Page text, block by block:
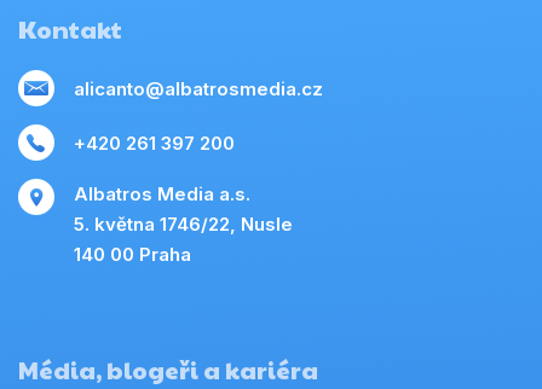
Kontakt
alicanto@albatrosmedia.cz
+420 261 397 200
Albatros Media a.s.
5. května 1746/22, Nusle
140 00 Praha
Média, blogeři a kariéra